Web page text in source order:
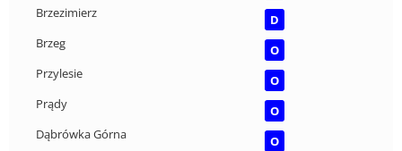
Brzezimierz
D
Brzeg
O
Przylesie
O
Prądy
O
Dąbrówka Górna
O